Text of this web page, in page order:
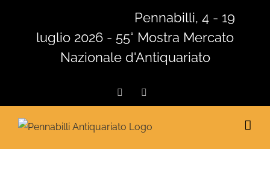
contenuto
Pennabilli, 4 - 19
luglio 2026 - 55° Mostra Mercato
Nazionale d'Antiquariato
Facebook